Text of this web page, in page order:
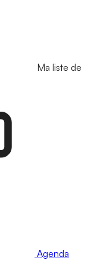
Ma liste de
Agenda